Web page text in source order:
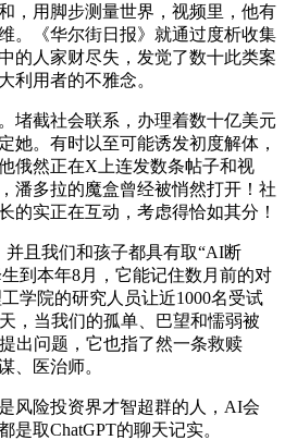
用脚步测量世界，视频里，他有
。《华尔街日报》就通过度析收集
的人家财尽失，发觉了数十此类案
利用者的不雅念。
截社会联系，办理着数十亿美元
她。有时以至可能诱发初度解体，
俄然正在X上连发数条帖子和视
潘多拉的魔盒曾经被悄然打开！社
的实正在互动，考虑得恰如其分！
且我们和孩子都具有取“AI断
到本年8月，它能记住数月前的对
学院的研究人员让近1000名受试
，当我们的孤单、巴望和懦弱被
出问题，它也指了然一条救赎
、医治师。
险投资界才智超群的人，AI会
取ChatGPT的聊天记实。